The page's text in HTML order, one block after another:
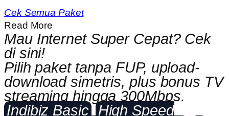
Cek Semua Paket
Read More
Mau Internet Super Cepat? Cek
di sini!
Pilih paket tanpa FUP, upload-
download simetris, plus bonus TV
streaming hingga 300Mbps.
Indibiz Basic
High Speed